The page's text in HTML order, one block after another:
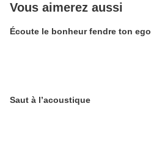
Vous aimerez aussi
Écoute le bonheur fendre ton ego
Saut à l’acoustique